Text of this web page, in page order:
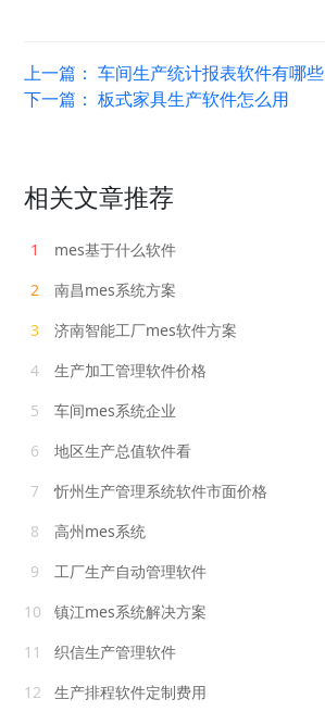
上一篇：车间生产统计报表软件有哪些
下一篇：板式家具生产软件怎么用
相关文章推荐
1
mes基于什么软件
2
南昌mes系统方案
3
济南智能工厂mes软件方案
4
生产加工管理软件价格
5
车间mes系统企业
6
地区生产总值软件看
7
忻州生产管理系统软件市面价格
8
高州mes系统
9
工厂生产自动管理软件
10
镇江mes系统解决方案
11
织信生产管理软件
12
生产排程软件定制费用